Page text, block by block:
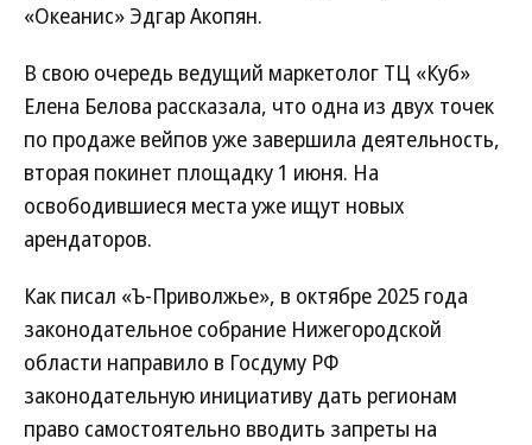
«Океанис» Эдгар Акопян.
В свою очередь ведущий маркетолог ТЦ «Куб»
Елена Белова рассказала, что одна из двух точек
по продаже вейпов уже завершила деятельность,
вторая покинет площадку 1 июня. На
освободившиеся места уже ищут новых
арендаторов.
Как писал «Ъ-Приволжье», в октябре 2025 года
законодательное собрание Нижегородской
области направило в Госдуму РФ
законодательную инициативу дать регионам
право самостоятельно вводить запреты на